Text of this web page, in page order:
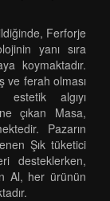
Ferforje
yanı sıra
koymaktadır.
ve ferah olması
estetik algıyı
çıkan Masa,
Pazarın
Şık tüketici
desteklerken,
Al, her ürünün